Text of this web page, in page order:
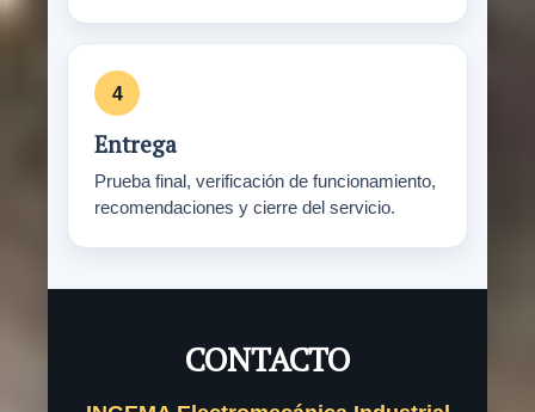
Entrega
Prueba final, verificación de funcionamiento,
recomendaciones y cierre del servicio.
CONTACTO